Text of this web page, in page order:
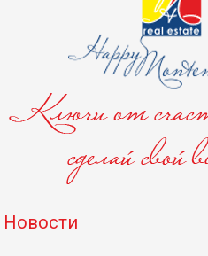
Новости